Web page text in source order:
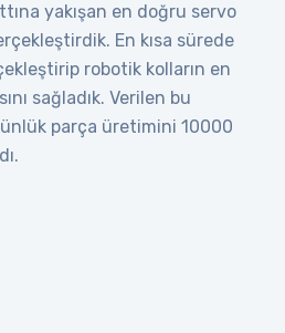
yakışan en doğru servo
En kısa sürede
robotik kolların en
sağladık. Verilen bu
parça üretimini 10000